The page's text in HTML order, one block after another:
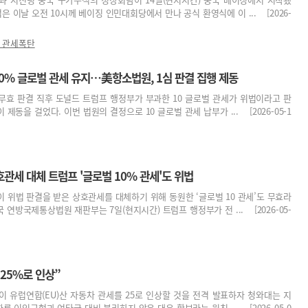
이날 오전 10시께 베이징 인민대회당에서 만나 공식 환영식에 이 ... [2026-
세폭탄
글로벌 관세 유지…美항소법원, 1심 판결 집행 제동
효 판결 직후 도널드 트럼프 행정부가 부과한 10 글로벌 관세가 위법이라고 판
제동을 걸었다. 이번 법원의 결정으로 10 글로벌 관세 납부가 ... [2026-05-1
세 대체 트럼프 '글로벌 10% 관세'도 위법
위법 판결을 받은 상호관세를 대체하기 위해 동원한 ‘글로벌 10 관세’도 무효라
연방국제통상법원 재판부는 7일(현지시간) 트럼프 행정부가 전 ... [2026-05-
로 인상”
유럽연합(EU)산 자동차 관세를 25로 인상할 것을 전격 발표하자 청와대는 지